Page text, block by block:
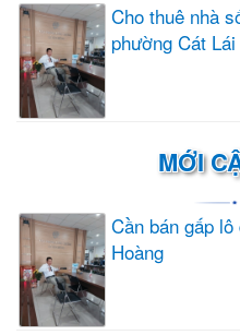
Cho thuê nhà
phường Cát
MỚI
Cần bán gấp
Hoàng